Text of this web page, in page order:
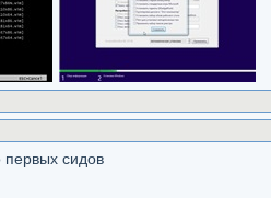
первых сидов